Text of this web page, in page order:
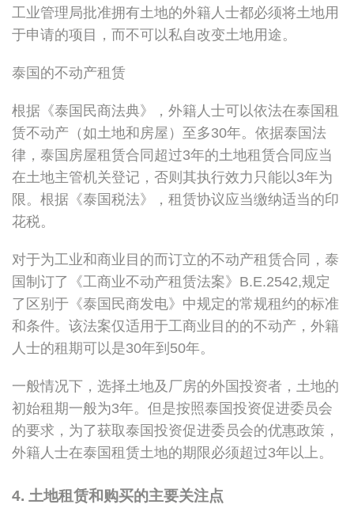
工业管理局批准拥有土地的外籍人士都必须将土地用
于申请的项目，而不可以私自改变土地用途。
泰国的不动产租赁
根据《泰国民商法典》，外籍人士可以依法在泰国租
赁不动产（如土地和房屋）至多30年。依据泰国法
律，泰国房屋租赁合同超过3年的土地租赁合同应当
在土地主管机关登记，否则其执行效力只能以3年为
限。根据《泰国税法》，租赁协议应当缴纳适当的印
花税。
对于为工业和商业目的而订立的不动产租赁合同，泰
国制订了《工商业不动产租赁法案》B.E.2542,规定
了区别于《泰国民商发电》中规定的常规租约的标准
和条件。该法案仅适用于工商业目的的不动产，外籍
人士的租期可以是30年到50年。
一般情况下，选择土地及厂房的外国投资者，土地的
初始租期一般为3年。但是按照泰国投资促进委员会
的要求，为了获取泰国投资促进委员会的优惠政策，
外籍人士在泰国租赁土地的期限必须超过3年以上。
4. 土地租赁和购买的主要关注点